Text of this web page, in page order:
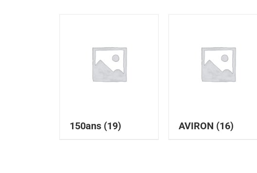
150ans (19) AVIRON (16)